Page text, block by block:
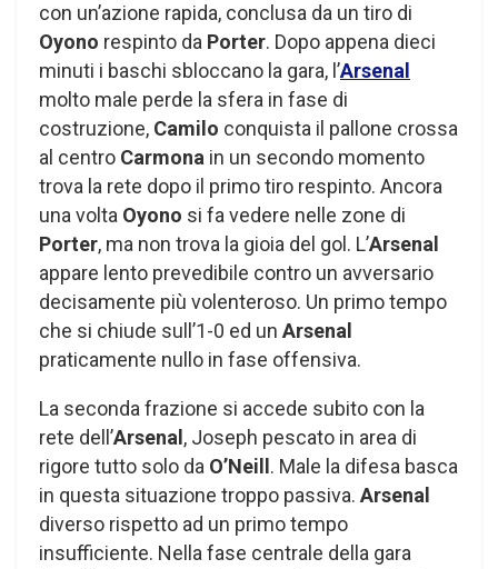
con un’azione rapida, conclusa da un tiro di
Oyono respinto da Porter. Dopo appena dieci
minuti i baschi sbloccano la gara, l’Arsenal
molto male perde la sfera in fase di
costruzione, Camilo conquista il pallone crossa
al centro Carmona in un secondo momento
trova la rete dopo il primo tiro respinto. Ancora
una volta Oyono si fa vedere nelle zone di
Porter, ma non trova la gioia del gol. L’Arsenal
appare lento prevedibile contro un avversario
decisamente più volenteroso. Un primo tempo
che si chiude sull’1-0 ed un Arsenal
praticamente nullo in fase offensiva.
La seconda frazione si accede subito con la
rete dell’Arsenal , Joseph pescato in area di
rigore tutto solo da O’Neill . Male la difesa basca
in questa situazione troppo passiva. Arsenal
diverso rispetto ad un primo tempo
insufficiente. Nella fase centrale della gara